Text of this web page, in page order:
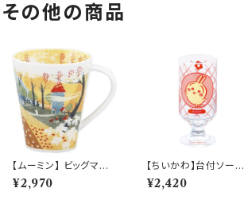
その他の商品
【ムーミン】 ビッグマグ
（ムーミンハウス）【MM
3200】MM3204-35
¥2,970
【ちいかわ】台付ソーダ
グラス(うさぎ)【CKW4
0】CKW43-813
¥2,420